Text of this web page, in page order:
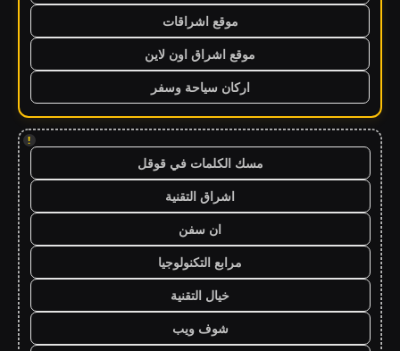
موقع اشراقات
موقع اشراق اون لاين
اركان سياحة وسفر
!
مسك الكلمات في قوقل
اشراق التقنية
ان سفن
مرابع التكنولوجيا
خيال التقنية
شوف ويب